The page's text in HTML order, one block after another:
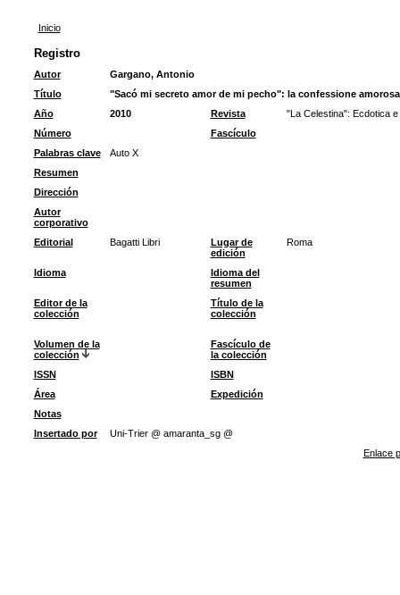
Inicio
Registro
Autor
Gargano, Antonio
Título
"Sacó mi secreto amor de mi pecho": la confessione
Año
2010 Revista
"La Celestina": Ecdotica
Número
Fascículo
Palabras clave
Auto X
Resumen
Dirección
Autor
corporativo
Editorial
Bagatti Libri
Lugar de
edición
Roma
Idioma
Idioma del
resumen
Editor de la
colección
Título de la
colección
Volumen de la
colección
Fascículo de
la colección
ISSN
ISBN
Área
Expedición
Notas
Insertado por
Uni-Trier @ amaranta_sg @
Enlace